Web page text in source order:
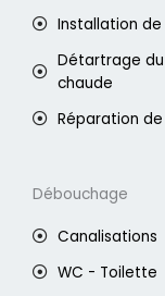
Installation
Détartrage
chaude
Réparation
Débouchage
Canalisations
WC - Toilette